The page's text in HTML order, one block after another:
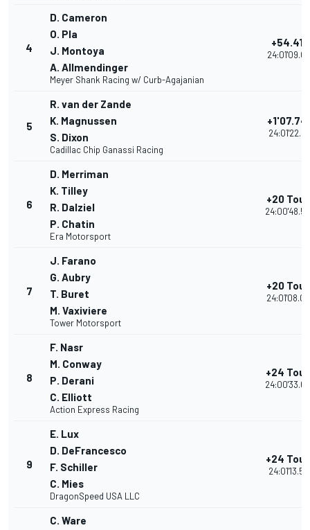
4
D. Cameron
O. Pla
J. Montoya
A. Allmendinger
Meyer Shank Racing w/ Curb-Agajanian
+54.418
5
R. van der Zande
K. Magnussen
S. Dixon
Cadillac Chip Ganassi Racing
6
D. Merriman
K. Tilley
R. Dalziel
P. Chatin
Era Motorsport
+20
7
J. Farano
G. Aubry
T. Buret
M. Vaxiviere
Tower Motorsport
+20
8
F. Nasr
M. Conway
P. Derani
C. Elliott
Action Express Racing
+24
9
E. Lux
D. DeFrancesco
F. Schiller
C. Mies
DragonSpeed USA LLC
+24
C. Ware